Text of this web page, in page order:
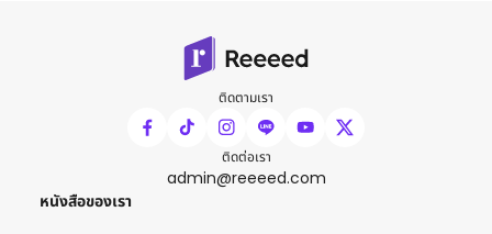
ติดตามเรา
ติดต่อเรา
admin@reeeed.com
หนังสือของเรา